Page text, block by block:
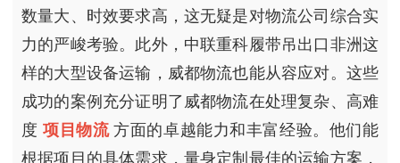
数量大、时效要求高，这无疑是对物流公司综合实
力的严峻考验。此外，中联重科履带吊出口非洲这
样的大型设备运输，威都物流也能从容应对。这些
成功的案例充分证明了威都物流在处理复杂、高难
度项目物流方面的卓越能力和丰富经验。他们能
根据项目的具体需求，量身定制最佳的运输方案，